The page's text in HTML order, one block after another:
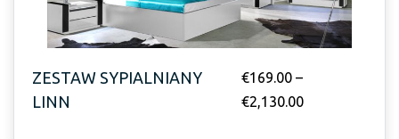
ZESTAW SYPIALNIANY
LINN
€169.00–
€2,130.00